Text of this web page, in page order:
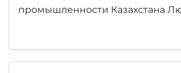
промышленности Казахстана